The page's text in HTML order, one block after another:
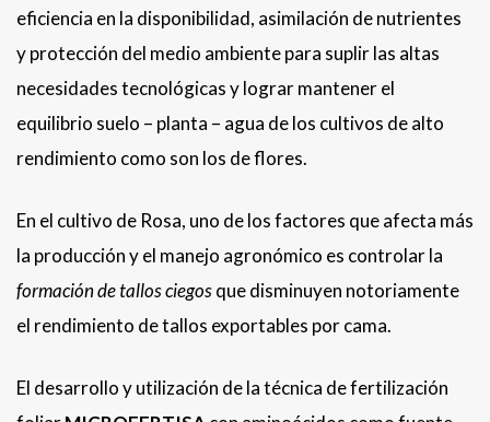
eficiencia en la disponibilidad, asimilación de nutrientes
y protección del medio ambiente para suplir las altas
necesidades tecnológicas y lograr mantener el
equilibrio suelo – planta – agua de los cultivos de alto
rendimiento como son los de flores.
En el cultivo de Rosa, uno de los factores que afecta más
la producción y el manejo agronómico es controlar la
formación de tallos ciegosque disminuyen notoriamente
el rendimiento de tallos exportables por cama.
El desarrollo y utilización de la técnica de fertilización